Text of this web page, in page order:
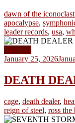
dawn of the
apocalypse,
leader records, usa,
Reviews
January 25, 2026
DEATH
cage, death dealer,
reign of steel, ross the